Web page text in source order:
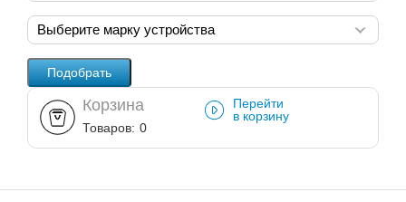
Выберите марку устройства
Корзина
Товаров: 0
Перейти
в корзину